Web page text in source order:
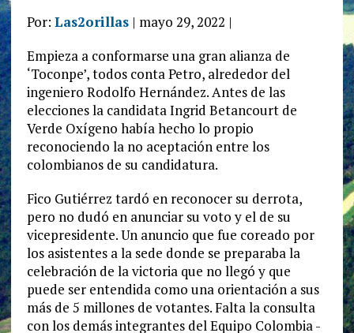
Por: Las2orillas| mayo 29, 2022 |
Empieza a conformarse una gran alianza de
‘Toconpe’, todos conta Petro, alrededor del
ingeniero Rodolfo Hernández. Antes de las
elecciones la candidata Ingrid Betancourt de
Verde Oxígeno había hecho lo propio
reconociendo la no aceptación entre los
colombianos de su candidatura.
Fico Gutiérrez tardó en reconocer su derrota,
pero no dudó en anunciar su voto y el de su
vicepresidente. Un anuncio que fue coreado por
los asistentes a la sede donde se preparaba la
celebración de la victoria que no llegó y que
puede ser entendida como una orientación a sus
más de 5 millones de votantes. Falta la consulta
con los demás integrantes del Equipo Colombia -